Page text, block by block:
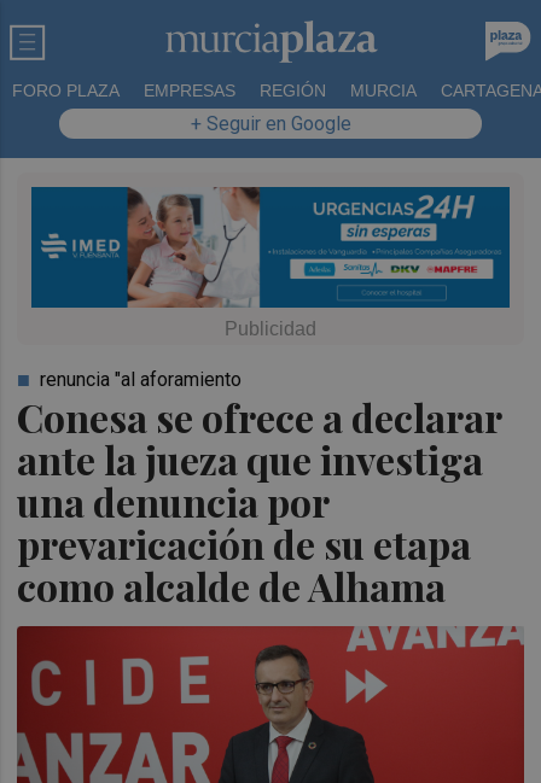
FORO PLAZA EMPRESAS REGIÓN MURCIA
+ Seguir en Google
Conesa se ofrece a declarar
ante la jueza que investiga
una denuncia por
prevaricación de su etapa
como alcalde de Alhama
renuncia "al aforamiento